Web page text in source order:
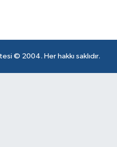
© 2004. Her hakkı saklıdır.